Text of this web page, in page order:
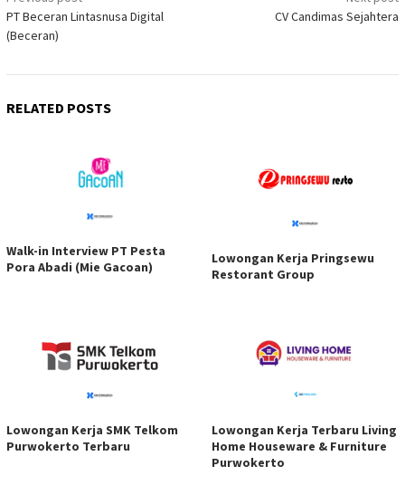
navigation
PT Beceran Lintasnusa Digital
(Beceran)
CV Candimas Sejahtera
RELATED POSTS
Walk-in Interview PT Pesta
Pora Abadi (Mie Gacoan)
Lowongan Kerja Pringsewu
Restorant Group
Lowongan Kerja SMK Telkom
Purwokerto Terbaru
Lowongan Kerja Terbaru Living
Home Houseware & Furniture
Purwokerto